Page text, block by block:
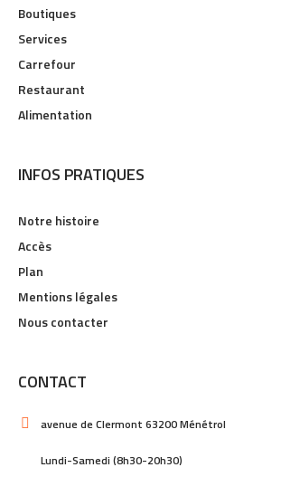
Boutiques
Services
Carrefour
Restaurant
Alimentation
INFOS PRATIQUES
Notre histoire
Accès
Plan
Mentions légales
Nous contacter
CONTACT
avenue de Clermont 63200 Ménétrol
Lundi-Samedi (8h30-20h30)